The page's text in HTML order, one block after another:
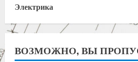
Электрика
ВОЗМОЖНО, ВЫ